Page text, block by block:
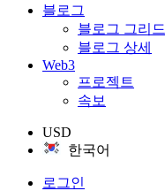
블로그
블로그 그리드
블로그 상세
Web3
프로젝트
속보
USD
한국어
로그인